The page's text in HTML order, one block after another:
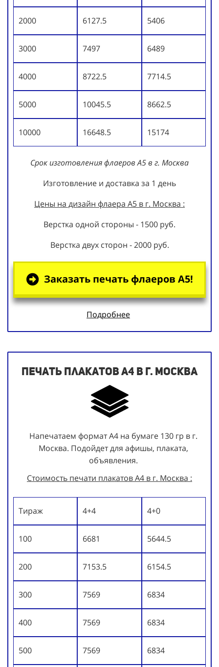
2000 6127.5 5406
3000 7497 6489
4000 8722.5 7714.5
5000 10045.5 8662.5
10000 16648.5 15174
Срок изготовления флаеров А5 в г. Москва
Изготовление и доставка за 1 день
Цены на дизайн флаера А5 в г. Москва :
Верстка одной стороны - 1500 руб.
Верстка двух сторон - 2000 руб.
Заказать печать флаеров А5!
Подробнее
Печать плакатов А4 в г. Москва
Напечатаем формат А4 на бумаге 130 гр в г.
Москва. Подойдет для афишы, плаката,
объявления.
Стоимость печати плакатов А4 в г. Москва :
Тираж 4+4 4+0
100 6681 5644.5
200 7153.5 6154.5
300 7569 6834
400 7569 6834
500 7569 6834